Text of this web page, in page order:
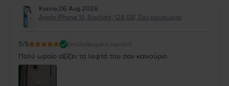
Korina,06 Aug 2026
Apple iPhone 13, Starlight, 128 GB, Σαν καινούργιο
5/5 Επαληθευμένη κριτική
Πολύ ωραίο αξίζει τα λεφτά του σαν καινούριο